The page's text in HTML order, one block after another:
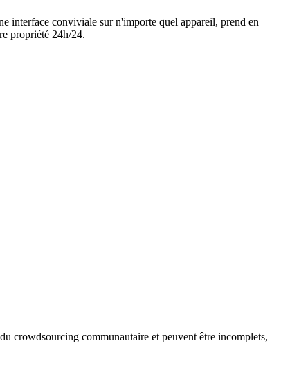
interface conviviale sur n'importe quel appareil, prend en
propriété 24h/24.
crowdsourcing communautaire et peuvent être incomplets,